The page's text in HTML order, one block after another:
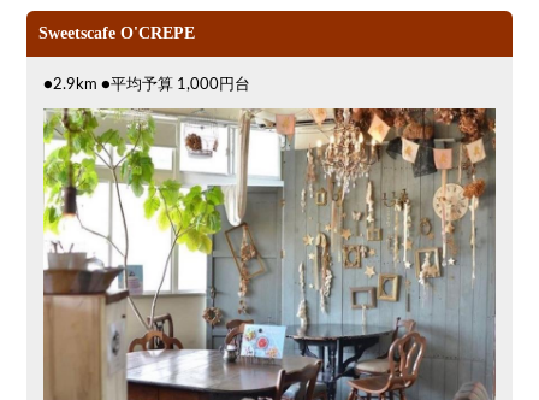
Sweetscafe O'CREPE
●2.9km ●平均予算 1,000円台